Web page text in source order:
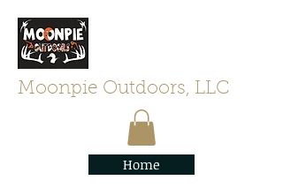
Moonpie Outdoors, LLC
Home